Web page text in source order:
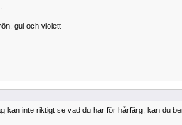
gul och violett
kan inte riktigt se vad du har för hårfärg, kan du